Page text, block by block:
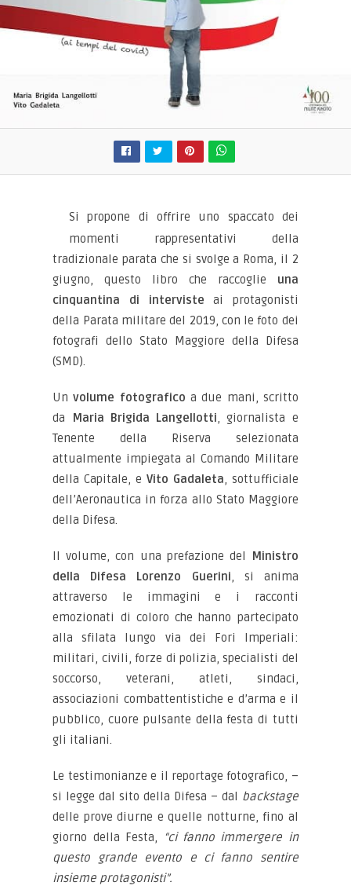
Si propone di offrire uno spaccato dei
momenti rappresentativi della
tradizionale parata che si svolge a Roma, il 2
giugno, questo libro che raccoglie una
cinquantina di interviste ai protagonisti
della Parata militare del 2019, con le foto dei
fotografi dello Stato Maggiore della Difesa
(SMD).
Unvolume fotografico a due mani, scritto
da
Maria Brigida Langellotti, giornalista e
Tenente della Riserva selezionata
attualmente impiegata al Comando Militare
della Capitale, e Vito Gadaleta, sottufficiale
dell’Aeronautica in forza allo Stato Maggiore
della Difesa.
Il volume, con una prefazione del
Ministro
della Difesa Lorenzo Guerini, si anima
attraverso le immagini e i racconti
emozionati di coloro che hanno partecipato
alla sfilata lungo via dei Fori Imperiali:
militari, civili, forze di polizia, specialisti del
soccorso, veterani, atleti, sindaci,
associazioni combattentistiche e d’arma e il
pubblico, cuore pulsante della festa di tutti
gli italiani.
Le testimonianze e il reportage fotografico, –
si legge dal sito della Difesa – dal backstage
delle prove diurne e quelle notturne, fino al
giorno della Festa,
“ci fanno immergere in
questo grande evento e ci fanno sentire
insieme protagonisti”.